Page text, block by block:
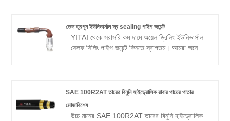
আমরা অনেক বছর ধরে পায়ের পাতার মোজাবিশেষ বিশেষ করা
হয়েছে. আমাদের পণ্যগুলির একটি ভাল দামের সুবিধা রয়েছে
এবং বেশিরভাগ বিশ্ব বাজারকে কভার করে৷ আমরা আপনার
দীর্ঘমেয়াদী অংশীদার হওয়ার জন্য উন্মুখ।
তেল তুরপুন ইউনিভার্সাল স্ব sealing পাইপ জয়েন্ট
YITAI থেকে সরাসরি কম দামে অয়েল ড্রিলিং ইউনিভার্সাল
সেলফ সিলিং পাইপ জয়েন্ট কিনতে স্বাগতম। আমরা অনেক
করে৷ আমরা চীনে আপনার দীর্ঘমেয়াদী অংশীদার হওয়ার জন্য
SAE 100R2AT তারের বিনুনি হাইড্রোলিক রাবার পায়ের পাতার
মোজাবিশেষ
উচ্চ মানের SAE 100R2AT তারের বিনুনি হাইড্রোলিক